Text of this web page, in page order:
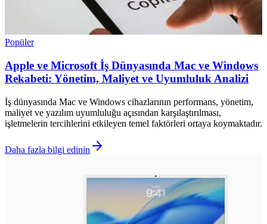
Popüler
Apple ve Microsoft İş Dünyasında Mac ve Windows
Rekabeti: Yönetim, Maliyet ve Uyumluluk Analizi
İş dünyasında Mac ve Windows cihazlarının performans, yönetim,
maliyet ve yazılım uyumluluğu açısından karşılaştırılması,
işletmelerin tercihlerini etkileyen temel faktörleri ortaya koymaktadır.
Daha fazla bilgi edinin